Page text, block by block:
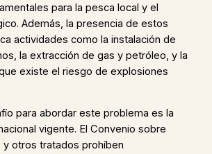
para la pesca local y el
Además, la presencia de estos
actividades como la instalación de
la extracción de gas y petróleo, y la
existe el riesgo de explosiones
para abordar este problema es la
vigente. El Convenio sobre
y otros tratados prohíben